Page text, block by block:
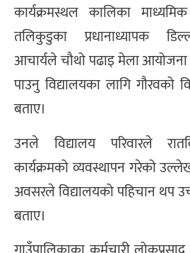
कार्यक्रमस्थल कालिका
तलिकुडुका प्रधानाध्यापक
आचार्यले चौथो पढाइ मेला
पाउनु विद्यालयका लागि गौरवको
बताए।
उनले विद्यालय परिवारले
कार्यक्रमको व्यवस्थापन गरेको
अवसरले विद्यालयको पहिचान थप
बताए।